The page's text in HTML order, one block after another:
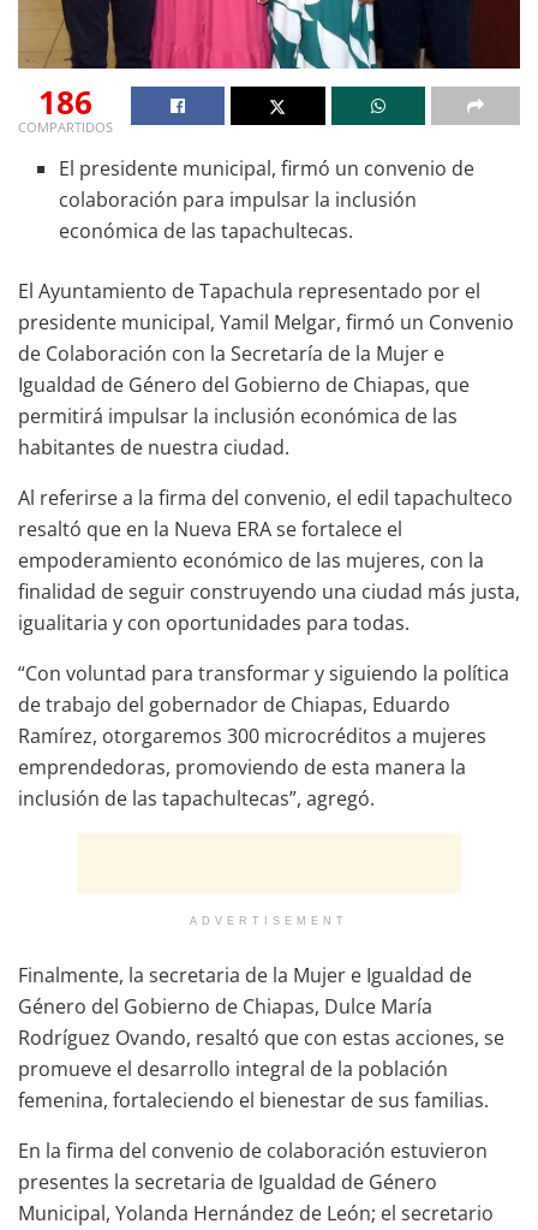
186
COMPARTIDOS
El presidente municipal, firmó un convenio de
colaboración para impulsar la inclusión
económica de las tapachultecas.
El Ayuntamiento de Tapachula representado por el
presidente municipal, Yamil Melgar, firmó un Convenio
de Colaboración con la Secretaría de la Mujer e
Igualdad de Género del Gobierno de Chiapas, que
permitirá impulsar la inclusión económica de las
habitantes de nuestra ciudad.
Al referirse a la firma del convenio, el edil tapachulteco
resaltó que en la Nueva ERA se fortalece el
empoderamiento económico de las mujeres, con la
finalidad de seguir construyendo una ciudad más justa,
igualitaria y con oportunidades para todas.
“Con voluntad para transformar y siguiendo la política
de trabajo del gobernador de Chiapas, Eduardo
Ramírez, otorgaremos 300 microcréditos a mujeres
emprendedoras, promoviendo de esta manera la
inclusión de las tapachultecas”, agregó.
ADVERTISEMENT
Finalmente, la secretaria de la Mujer e Igualdad de
Género del Gobierno de Chiapas, Dulce María
Rodríguez Ovando, resaltó que con estas acciones, se
promueve el desarrollo integral de la población
femenina, fortaleciendo el bienestar de sus familias.
En la firma del convenio de colaboración estuvieron
presentes la secretaria de Igualdad de Género
Municipal, Yolanda Hernández de León; el secretario